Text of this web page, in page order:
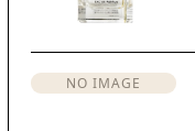
NO IMAGE